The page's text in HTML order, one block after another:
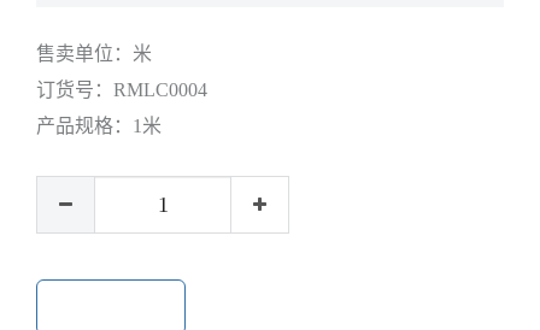
售卖单位： 米
订货号： RMLC0004
产品规格： 1米